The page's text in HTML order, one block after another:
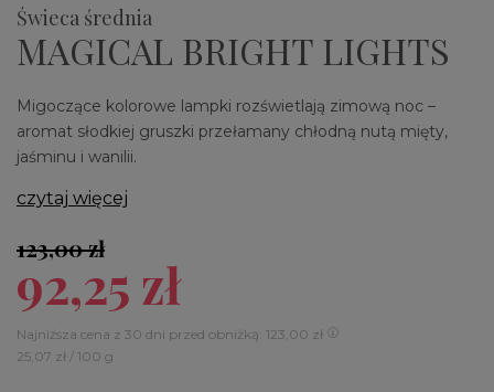
Świeca średnia
MAGICAL BRIGHT LIGHTS
Migoczące kolorowe lampki rozświetlają zimową noc –
aromat słodkiej gruszki przełamany chłodną nutą mięty,
jaśminu i wanilii.
czytaj więcej
123,00 zł
92,25 zł
Najniższa cena z 30 dni przed obniżką: 123,00 zł
25,07 zł / 100 g